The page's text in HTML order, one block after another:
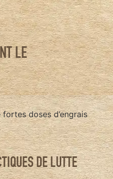
LE
doses d’engrais
DE LUTTE